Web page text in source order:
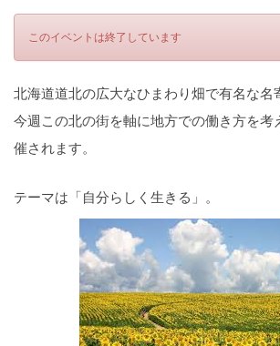
このイベントは終了しています
北海道道北の広大なひまわり畑で有名な名
今週この北の街を軸に地方での働き方を考
催されます。
テーマは「自分らしく生きる」。